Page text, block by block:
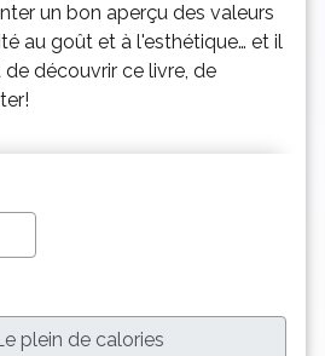
un bon aperçu des valeurs
au goût et à l'esthétique… et il
découvrir ce livre, de